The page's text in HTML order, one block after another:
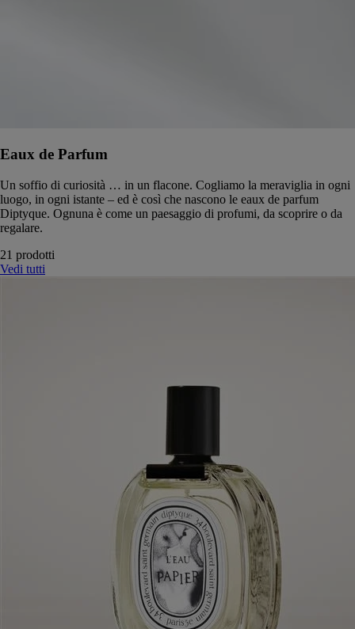
Eaux de Parfum
Un soffio di curiosità … in un flacone. Cogliamo la meraviglia in ogni
luogo, in ogni istante – ed è così che nascono le eaux de parfum
Diptyque. Ognuna è come un paesaggio di profumi, da scoprire o da
regalare.
21 prodotti
Vedi tutti